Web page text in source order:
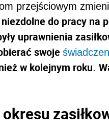
przejściowym
do pracy na
uprawnienia
swoje
w kolejnym roku.